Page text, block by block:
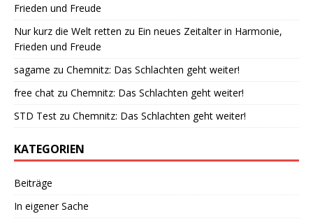
Frieden und Freude
Nur kurz die Welt retten zu Ein neues Zeitalter in Harmonie,
Frieden und Freude
sagame zu Chemnitz: Das Schlachten geht weiter!
free chat zu Chemnitz: Das Schlachten geht weiter!
STD Test zu Chemnitz: Das Schlachten geht weiter!
KATEGORIEN
Beiträge
In eigener Sache